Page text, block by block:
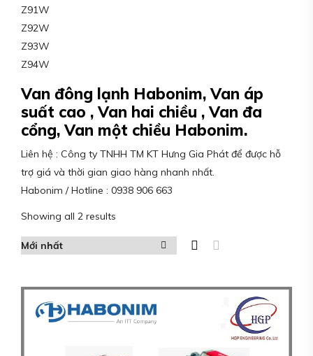
Z91W
Z92W
Z93W
Z94W
Van đông lạnh Habonim, Van áp
suất cao , Van hai chiều , Van đa
cổng, Van một chiều Habonim.
Liên hệ : Công ty TNHH TM KT Hưng Gia Phát để được hỗ
trợ giá và thời gian giao hàng nhanh nhất.
Habonim / Hotline : 0938 906 663
Showing all 2 results